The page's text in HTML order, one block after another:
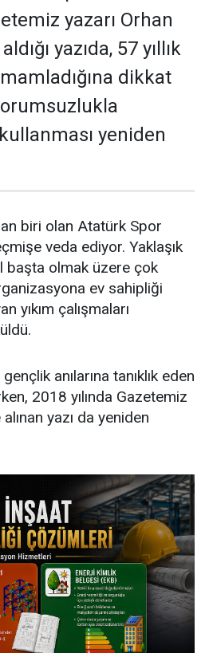
yazarı Orhan
yazıda, 57 yıllık
dikkat
yeniden
biri olan Atatürk Spor
veda ediyor. Yaklaşık
başta olmak üzere çok
ev sahipliği
yıkım çalışmaları
anılarına tanıklık eden
2018 yılında Gazetemiz
yazı da yeniden